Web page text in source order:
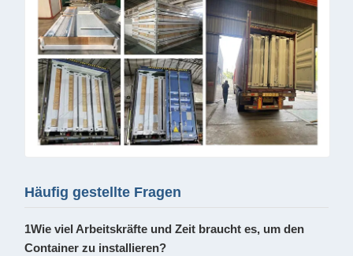
Häufig gestellte Fragen
1Wie viel Arbeitskräfte und Zeit braucht es, um den
Container zu installieren?